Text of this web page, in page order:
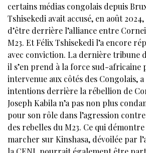
certains médias congolais depuis
Tshisekedi avait accusé, en août
d’être derrière l’alliance entre
M23. Et Félix Tshisekedi l’a encore
avec conviction. La dernière tribune
il s’en prend à la force sud-africaine
intervenue aux côtés des Congolais,
intentions derrière la rébellion de
Joseph Kabila n’a pas non plus
pour son rôle dans l’agression contre
des rebelles du M23. Ce qui
marcher sur Kinshasa, dévoilée par